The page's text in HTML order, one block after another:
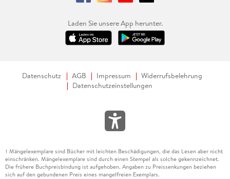
Laden Sie unsere App herunter.
Datenschutz AGB Impressum
Widerrufsbelehrung
Datenschutzeinstellungen
1 Mängelexemplare sind Bücher mit leichten Beschädigungen, die das Lesen aber nicht
einschränken. Mängelexemplare sind durch einen Stempel als solche gekennzeichnet.
Die frühere Buchpreisbindung ist aufgehoben. Angaben zu Preissenkungen beziehen
sich auf den gebundenen Preis eines mangelfreien Exemplars.